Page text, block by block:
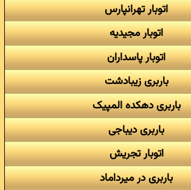
اتوبار تهرانپارس
اتوبار مجیدیه
اتوبار پاسداران
باربری زیبادشت
باربری دهکده المپیک
باربری دیباجی
اتوبار تجریش
باربری در میرداماد